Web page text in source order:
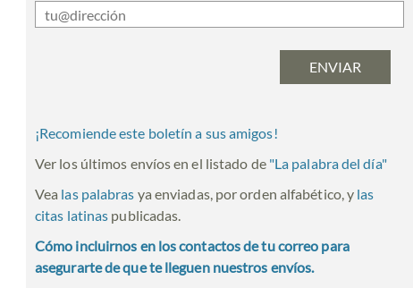
¡Recomiende este boletín a sus amigos!
Ver los últimos envíos en el listado de "La palabra del día"
Vea las palabras ya enviadas, por orden alfabético, y las
citas latinas publicadas.
Cómo incluirnos en los contactos de tu correo para
asegurarte de que te lleguen nuestros envíos.